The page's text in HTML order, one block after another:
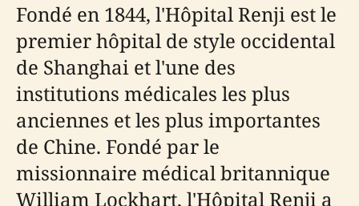
Fondé en 1844, l'Hôpital Renji est le
premier hôpital de style occidental
de Shanghai et l'une des
institutions médicales les plus
anciennes et les plus importantes
de Chine. Fondé par le
missionnaire médical britannique
William Lockhart, l'Hôpital Renji a